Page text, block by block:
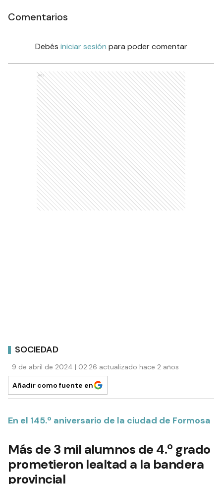
Comentarios
Debés iniciar sesión para poder comentar
Ads
SOCIEDAD
9 de abril de 2024 | 02:26 actualizado hace 2 años
Añadir como fuente en
En el 145.º aniversario de la ciudad de Formosa
Más de 3 mil alumnos de 4.º grado
prometieron lealtad a la bandera
provincial